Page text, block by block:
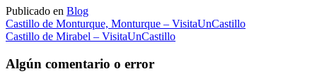
Publicado en Blog
Navegación
de
entradas
Castillo de Monturque, Monturque – VisitaUnCastillo
Castillo de Mirabel – VisitaUnCastillo
Algún comentario o error